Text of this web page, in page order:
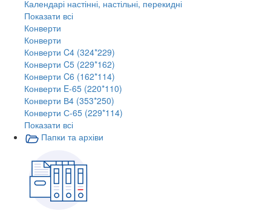
Календарі настінні, настільні, перекидні
Показати всі
Конверти
Конверти
Конверти C4 (324*229)
Конверти C5 (229*162)
Конверти C6 (162*114)
Конверти E-65 (220*110)
Конверти В4 (353*250)
Конверти С-65 (229*114)
Показати всі
Папки та архіви